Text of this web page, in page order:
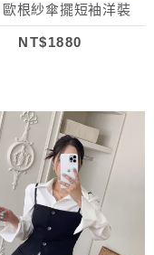
歐根紗傘擺短袖洋裝
NT$1880